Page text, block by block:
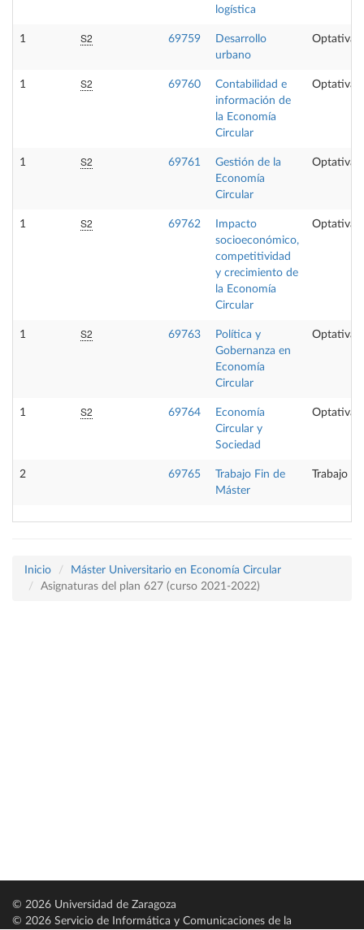
logística
1 S2 69759
Desarrollo
urbano
Optativa
1 S2 69760
Contabilidad e
información de
la Economía
Circular
Optativa
1 S2 69761
Gestión de la
Economía
Circular
Optativa
1 S2 69762
Impacto
socioeconómico,
competitividad
y crecimiento de
la Economía
Circular
Optativa
1 S2 69763
Política y
Gobernanza en
Economía
Circular
Optativa
1 S2 69764
Economía
Circular y
Sociedad
Optativa
2 69765
Trabajo Fin de
Máster
Trabajo
Inicio
Máster Universitario en Economía Circular
Asignaturas del plan 627 (curso 2021-2022)
© 2026 Universidad de Zaragoza
© 2026 Servicio de Informática y Comunicaciones de la